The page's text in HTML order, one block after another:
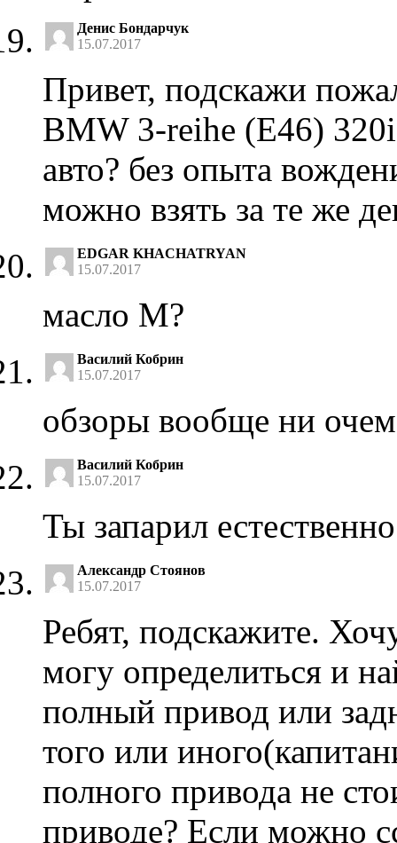
Денис Бондарчук
15.07.2017
Привет, подскажи
BMW 3-reihe (E46) 320i
авто? без опыта
можно взять за те же
EDGAR KHACHATRYAN
15.07.2017
масло M?
Василий Кобрин
15.07.2017
обзоры вообще ни очем
Василий Кобрин
15.07.2017
Ты запарил
Александр Стоянов
15.07.2017
Ребят, подскажите.
могу определиться и
полный привод или
того или
полного привода не
приводе? Если можно